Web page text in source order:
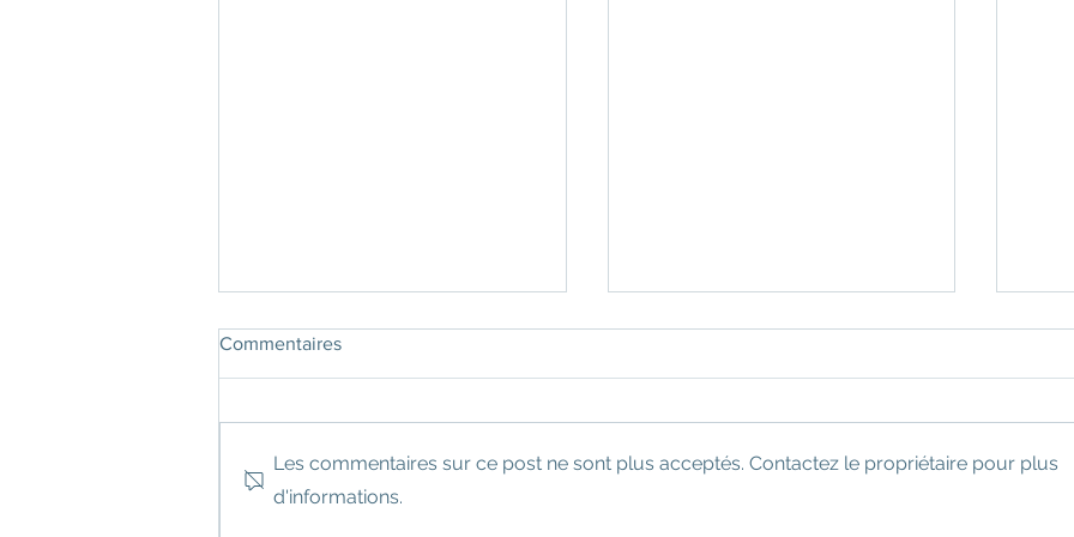
Commentaires
Les commentaires sur ce post ne sont plus acceptés. Contactez le propriétaire pour plus
d'informations.